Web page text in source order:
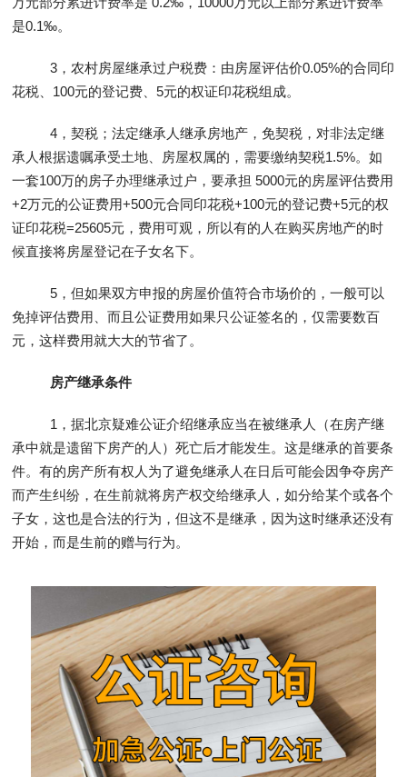
是0.1‰。
3，农村房屋继承过户税费：由房屋评估价0.05%的合同印
花税、100元的登记费、5元的权证印花税组成。
4，契税；法定继承人继承房地产，免契税，对非法定继
承人根据遗嘱承受土地、房屋权属的，需要缴纳契税1.5%。如
一套100万的房子办理继承过户，要承担 5000元的房屋评估费用
+2万元的公证费用+500元合同印花税+100元的登记费+5元的权
证印花税=25605元，费用可观，所以有的人在购买房地产的时
候直接将房屋登记在子女名下。
5，但如果双方申报的房屋价值符合市场价的，一般可以
免掉评估费用、而且公证费用如果只公证签名的，仅需要数百
元，这样费用就大大的节省了。
房产继承条件
1，据北京疑难公证介绍继承应当在被继承人（在房产继
承中就是遗留下房产的人）死亡后才能发生。这是继承的首要条
件。有的房产所有权人为了避免继承人在日后可能会因争夺房产
而产生纠纷，在生前就将房产权交给继承人，如分给某个或各个
子女，这也是合法的行为，但这不是继承，因为这时继承还没有
开始，而是生前的赠与行为。